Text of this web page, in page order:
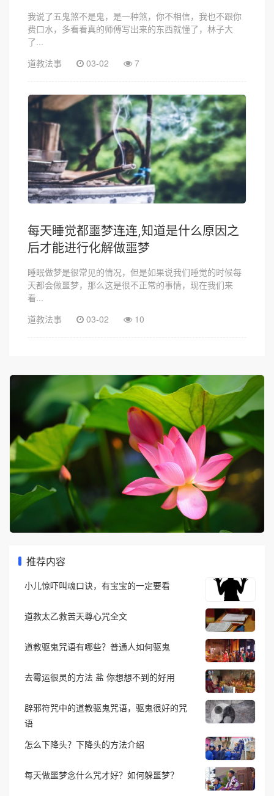
我说了五鬼煞不是鬼，是一种煞，你不相信，我也不跟你
费口水，多看看真的师傅写出来的东西就懂了，林子大
了...
道教法事
03-02 7
每天睡觉都噩梦连连,知道是什么原因之
后才能进行化解做噩梦
睡眠做梦是很常见的情况，但是如果说我们睡觉的时候每
天都会做噩梦，那么这是很不正常的事情，现在我们来
看...
道教法事
03-02 10
推荐内容
小儿惊吓叫魂口诀，有宝宝的一定要看
道教太乙救苦天尊心咒全文
道教驱鬼咒语有哪些？普通人如何驱鬼
去霉运很灵的方法 盐 你想想不到的好用
辟邪符咒中的道教驱鬼咒语，驱鬼很好的咒
语
怎么下降头？下降头的方法介绍
每天做噩梦念什么咒才好？如何躲噩梦？